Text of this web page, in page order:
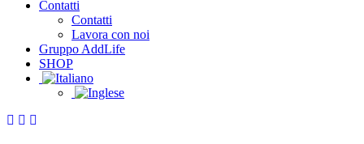
Contatti
Contatti
Lavora con noi
Gruppo AddLife
SHOP